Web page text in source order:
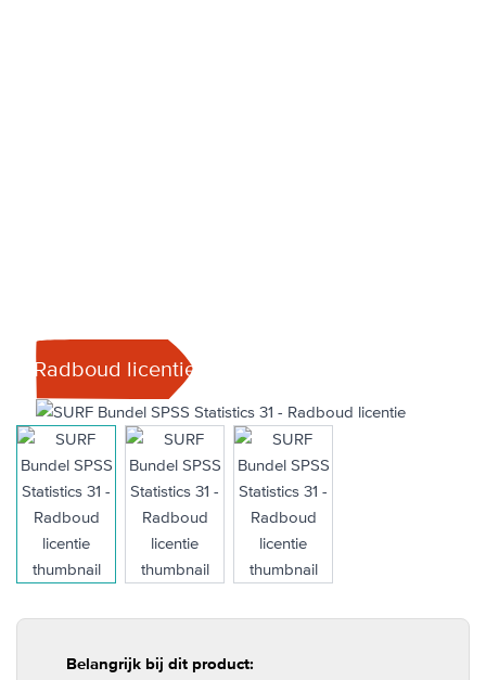
Radboud licentie
View larger imageView larger imageView larger image
Belangrijk bij dit product: